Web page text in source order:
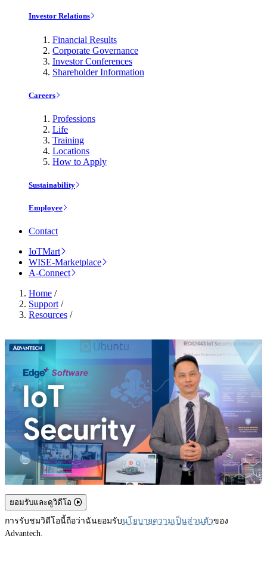
Investor Relations
Financial Results
Corporate Governance
Investor Conferences
Shareholder Information
Careers
Professions
Life
Training
Locations
How to Apply
Sustainability
Employee
Contact
IoTMart
WISE-Marketplace
A-Connect
Home /
Support /
Resources /
ยอมรับและดูวิดีโอ
การรับชมวิดีโอนี้ถือว่าฉันยอมรับนโยบายความเป็นส่วนตัวของ
Advantech.